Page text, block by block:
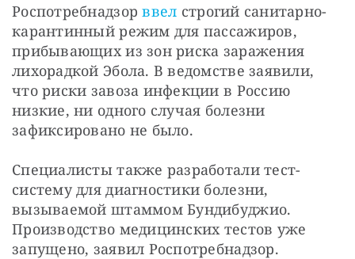
Роспотребнадзор ввел строгий санитарно-
карантинный режим для пассажиров,
прибывающих из зон риска заражения
лихорадкой Эбола. В ведомстве заявили,
что риски завоза инфекции в Россию
низкие, ни одного случая болезни
зафиксировано не было.
Специалисты также разработали тест-
систему для диагностики болезни,
вызываемой штаммом Бундибуджио.
Производство медицинских тестов уже
запущено, заявил Роспотребнадзор.